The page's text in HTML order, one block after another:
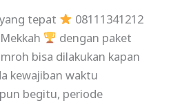
tepat
08111341212
dengan paket
bisa dilakukan kapan
kewajiban waktu
begitu, periode